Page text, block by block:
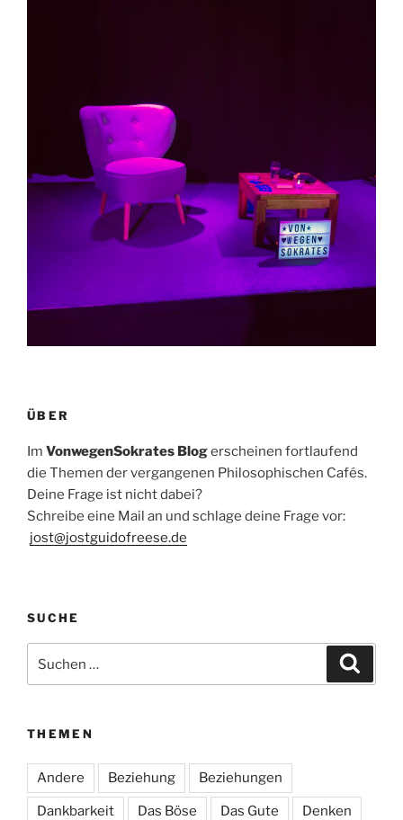
ÜBER
Im VonwegenSokrates Blogerscheinen fortlaufend
die Themen der vergangenen Philosophischen Cafés.
Deine Frage ist nicht dabei?
Schreibe eine Mail an und schlage deine Frage vor:
jost@jostguidofreese.de
SUCHE
nach:
THEMEN
Andere Beziehung Beziehungen
Dankbarkeit Das Böse Das Gute Denken